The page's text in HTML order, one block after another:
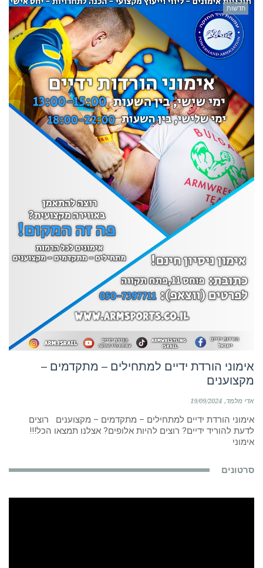
חדשות
אימוני הורדת ידיים למתחילים – מתקדמים –
מקצוענים
אדי מלמד 19/09/2024
אימוני הורדת ידיים למתחילים – מתקדמים – מקצוענים רוצים
לדעת להוריד ידיים? רוצים להיות אלופים? אצלנו תמצאו הכל!!!
אימוני
סרטונים